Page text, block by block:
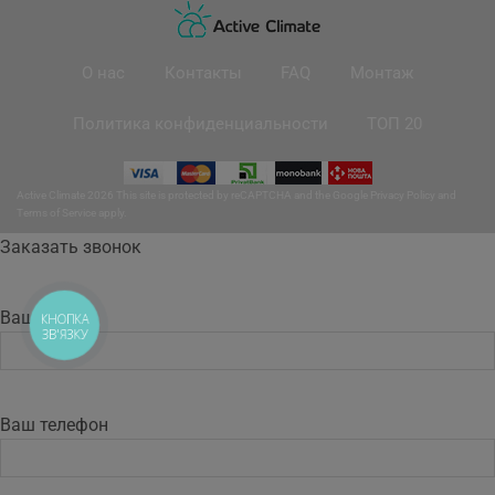
Заказать звонок
Ваше имя
Ваш телефон
КНОПКА
ЗВ'ЯЗКУ